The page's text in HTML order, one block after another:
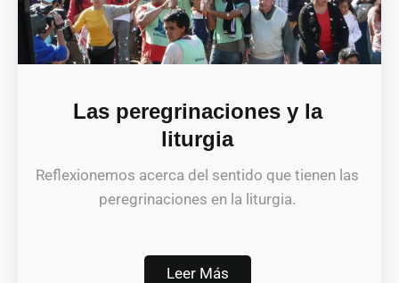
Las peregrinaciones y la
liturgia
Reflexionemos acerca del sentido que tienen las
peregrinaciones en la liturgia.
Leer Más